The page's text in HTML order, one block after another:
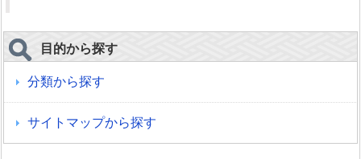
目的から探す
分類から探す
サイトマップから探す